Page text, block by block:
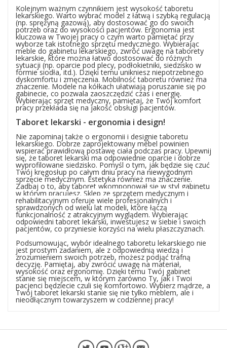
Kolejnym ważnym czynnikiem jest wysokość taboretu
lekarskiego. Warto wybrać model z łatwą i szybką regulacją
(np. sprężyną gazową), aby dostosować go do swoich
potrzeb oraz do wysokości pacjentów. Ergonomia jest
kluczowa w Twojej pracy o czym warto pamiętać przy
wyborze tak istotnego sprzętu medycznego. Wybierając
meble do gabinetu lekarskiego, zwróć uwagę na taborety
lekarskie, które można łatwo dostosować do różnych
sytuacji (np. oparcie pod plecy, podłokietniki, siedzisko w
formie siodła, itd.). Dzięki temu unikniesz niepotrzebnego
dyskomfortu i zmęczenia. Mobilność taboretu również ma
znaczenie. Modele na kółkach ułatwiają poruszanie się po
gabinecie, co pozwala zaoszczędzić czas i energię.
Wybierając sprzęt medyczny, pamiętaj, że Twój komfort
pracy przekłada się na jakość obsługi pacjentów.
Taboret lekarski - ergonomia i design!
Nie zapominaj także o ergonomii i designie taboretu
lekarskiego. Dobrze zaprojektowany mebel powinien
wspierać prawidłową postawę ciała podczas pracy. Upewnij
się, że taboret lekarski ma odpowiednie oparcie i dobrze
wyprofilowane siedzisko. Pomyśl o tym, jak będzie się czuć
Twój kręgosłup po całym dniu pracy na niewygodnym
sprzęcie medycznym. Estetyka również ma znaczenie.
Zadbaj o to, aby taboret wkomponował się w styl gabinetu
w którym pracujesz. Sklep ze sprzętem medycznym i
rehabilitacyjnym oferuje wiele profesjonalnych i
sprawdzonych od wielu lat modeli, które łączą
funkcjonalność z atrakcyjnym wyglądem. Wybierając
odpowiedni taboret lekarski, inwestujesz w siebie i swoich
pacjentów, co przyniesie korzyści na wielu płaszczyznach.
Podsumowując, wybór idealnego taboretu lekarskiego nie
jest prostym zadaniem, ale z odpowiednią wiedzą i
zrozumieniem swoich potrzeb, możesz podjąć trafną
decyzję. Pamiętaj, aby zwrócić uwagę na materiał,
wysokość oraz ergonomię. Dzięki temu Twój gabinet
stanie się miejscem, w którym zarówno Ty, jak i Twoi
pacjenci będziecie czuli się komfortowo. Wybierz mądrze, a
Twój taboret lekarski stanie się nie tylko meblem, ale i
nieodłącznym towarzyszem w codziennej pracy!